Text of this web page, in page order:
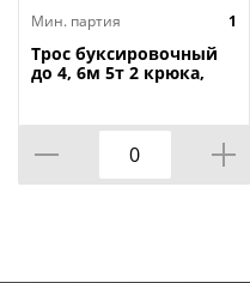
Мин. партия
1
Трос буксировочный
до 4, 6м 5т 2 крюка,